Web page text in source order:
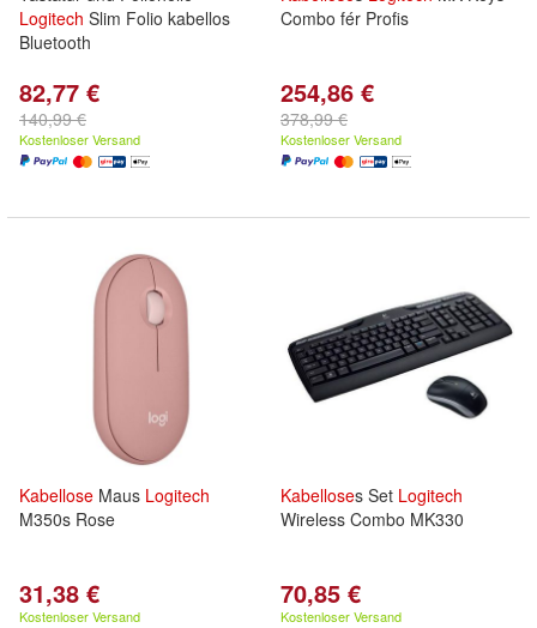
Logitech Slim Folio kabellos
Bluetooth
82,77 €
140,99 €
Kostenloser Versand
Combo fér Profis
254,86 €
378,99 €
Kostenloser Versand
Kabellose Maus Logitech
M350s Rose
31,38 €
Kostenloser Versand
Kabelloses Set Logitech
Wireless Combo MK330
70,85 €
Kostenloser Versand